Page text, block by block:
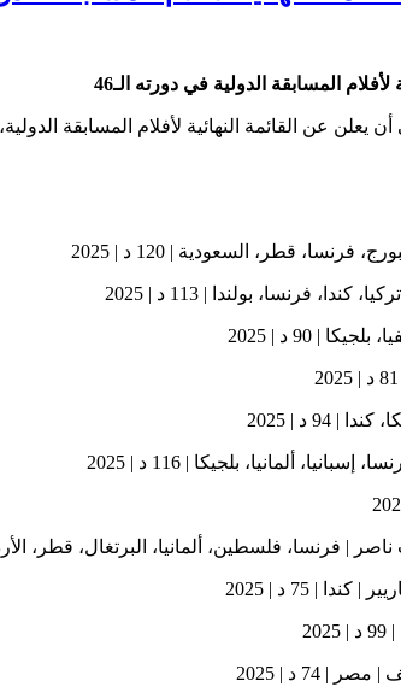
المسابقة الدولية في دورته الـ46
القائمة النهائية لأفلام المسابقة الدولية، في دورته
قطر، السعودية | 120 د | 2025
فرنسا، بولندا | 113 د | 2025
| 90 د | 2025
د | 2025
ألمانيا، بلجيكا | 116 د | 2025
فلسطين، ألمانيا، البرتغال، قطر، الأردن | 87 د |
| 75 د | 2025
د | 2025